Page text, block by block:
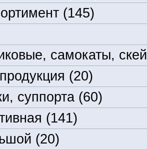
(145)
самокаты,
(20)
суппорта (60)
(141)
(20)